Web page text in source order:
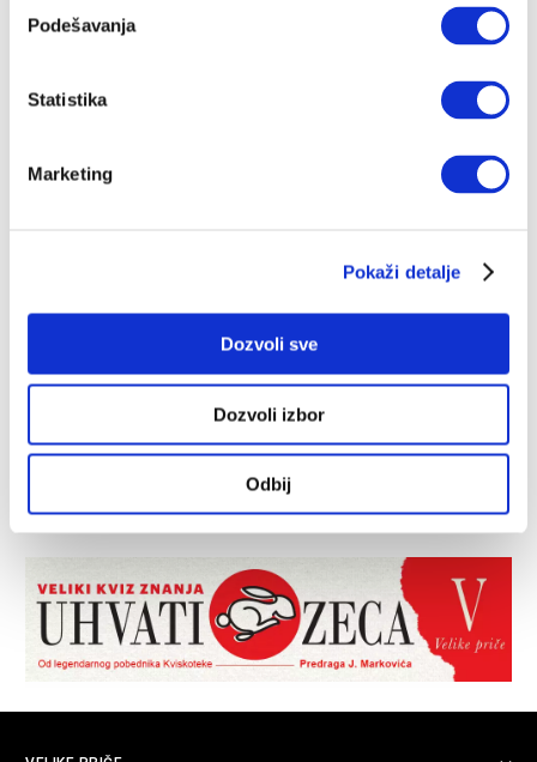
Podešavanja
Statistika
Marketing
Pokaži detalje
Dozvoli sve
Dozvoli izbor
Odbij
Zaboravljena lozinka?